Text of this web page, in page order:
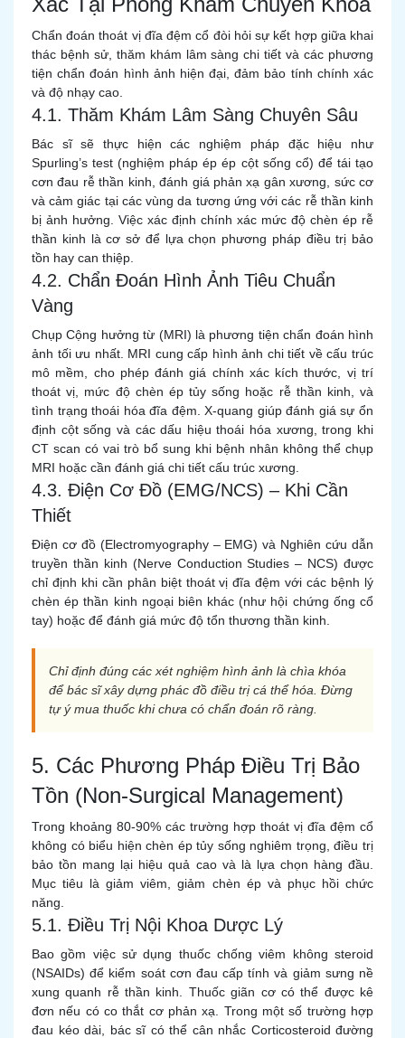
Chẩn đoán thoát vị đĩa đệm cổ đòi hỏi sự kết hợp giữa khai
thác bệnh sử, thăm khám lâm sàng chi tiết và các phương
tiện chẩn đoán hình ảnh hiện đại, đảm bảo tính chính xác
và độ nhạy cao.
4.1. Thăm Khám Lâm Sàng Chuyên Sâu
Bác sĩ sẽ thực hiện các nghiệm pháp đặc hiệu như
Spurling’s test (nghiệm pháp ép ép cột sống cổ) để tái tạo
cơn đau rễ thần kinh, đánh giá phản xạ gân xương, sức cơ
và cảm giác tại các vùng da tương ứng với các rễ thần kinh
bị ảnh hưởng. Việc xác định chính xác mức độ chèn ép rễ
thần kinh là cơ sở để lựa chọn phương pháp điều trị bảo
tồn hay can thiệp.
4.2. Chẩn Đoán Hình Ảnh Tiêu Chuẩn
Vàng
Chụp Cộng hưởng từ (MRI) là phương tiện chẩn đoán hình
ảnh tối ưu nhất. MRI cung cấp hình ảnh chi tiết về cấu trúc
mô mềm, cho phép đánh giá chính xác kích thước, vị trí
thoát vị, mức độ chèn ép tủy sống hoặc rễ thần kinh, và
tình trạng thoái hóa đĩa đệm. X-quang giúp đánh giá sự ổn
định cột sống và các dấu hiệu thoái hóa xương, trong khi
CT scan có vai trò bổ sung khi bệnh nhân không thể chụp
MRI hoặc cần đánh giá chi tiết cấu trúc xương.
4.3. Điện Cơ Đồ (EMG/NCS) – Khi Cần
Thiết
Điện cơ đồ (Electromyography – EMG) và Nghiên cứu dẫn
truyền thần kinh (Nerve Conduction Studies – NCS) được
chỉ định khi cần phân biệt thoát vị đĩa đệm với các bệnh lý
chèn ép thần kinh ngoại biên khác (như hội chứng ống cổ
tay) hoặc để đánh giá mức độ tổn thương thần kinh.
Chỉ định đúng các xét nghiệm hình ảnh là chìa khóa
để bác sĩ xây dựng phác đồ điều trị cá thể hóa. Đừng
tự ý mua thuốc khi chưa có chẩn đoán rõ ràng.
5. Các Phương Pháp Điều Trị Bảo
Tồn (Non-Surgical Management)
Trong khoảng 80-90% các trường hợp thoát vị đĩa đệm cổ
không có biểu hiện chèn ép tủy sống nghiêm trọng, điều trị
bảo tồn mang lại hiệu quả cao và là lựa chọn hàng đầu.
Mục tiêu là giảm viêm, giảm chèn ép và phục hồi chức
năng.
5.1. Điều Trị Nội Khoa Dược Lý
Bao gồm việc sử dụng thuốc chống viêm không steroid
(NSAIDs) để kiểm soát cơn đau cấp tính và giảm sưng nề
xung quanh rễ thần kinh. Thuốc giãn cơ có thể được kê
đơn nếu có co thắt cơ phản xạ. Trong một số trường hợp
đau kéo dài, bác sĩ có thể cân nhắc Corticosteroid đường